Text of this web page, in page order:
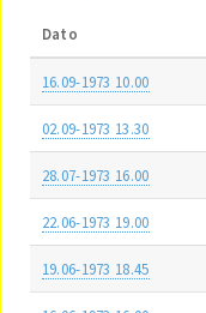
Dato
16.09-1973 10.00
02.09-1973 13.30
28.07-1973 16.00
22.06-1973 19.00
19.06-1973 18.45